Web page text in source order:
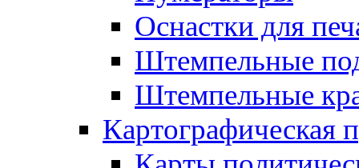
Оснастки для
Штемпельные
Штемпельные
Картографическая